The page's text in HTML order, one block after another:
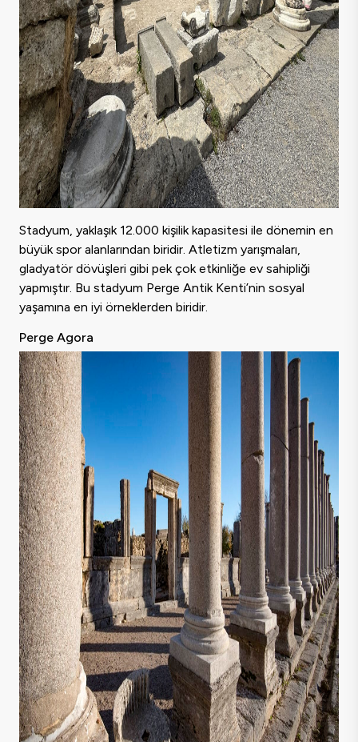
Stadyum, yaklaşık 12.000 kişilik kapasitesi ile dönemin en
büyük spor alanlarından biridir. Atletizm yarışmaları,
gladyatör dövüşleri gibi pek çok etkinliğe ev sahipliği
yapmıştır. Bu stadyum Perge Antik Kenti’nin sosyal
yaşamına en iyi örneklerden biridir.
Perge Agora